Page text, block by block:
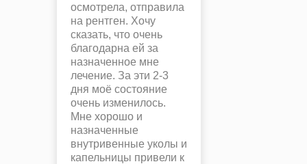
осмотрела, отправила
на рентген. Хочу
сказать, что очень
благодарна ей за
назначенное мне
лечение. За эти 2-3
дня моё состояние
очень изменилось.
Мне хорошо и
назначенные
внутривенные уколы и
капельницы привели к